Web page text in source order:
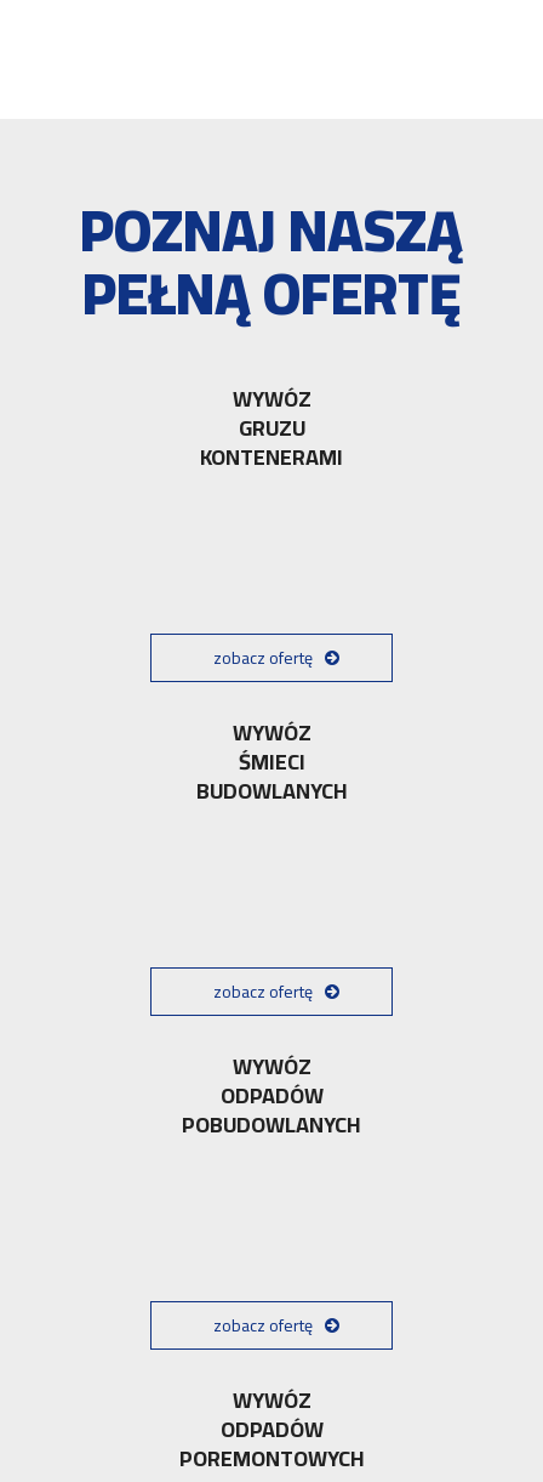
POZNAJ NASZĄ
PEŁNĄ OFERTĘ
WYWÓZ
GRUZU
KONTENERAMI
zobacz ofertę
WYWÓZ
ŚMIECI
BUDOWLANYCH
zobacz ofertę
WYWÓZ
ODPADÓW
POBUDOWLANYCH
zobacz ofertę
WYWÓZ
ODPADÓW
POREMONTOWYCH